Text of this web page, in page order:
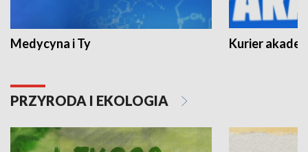
Medycyna i Ty Kurier
PRZYRODA I EKOLOGIA